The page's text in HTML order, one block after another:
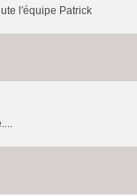
l'équipe Patrick